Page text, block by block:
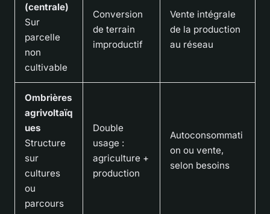
(centrale)
Sur
parcelle
non
cultivable
Conversion
de terrain
improductif
Vente intégrale
de la production
au réseau
Ombrières
agrivoltaïq
ues
Structure
sur
cultures
ou
parcours
Double
usage :
agriculture +
production
Autoconsommati
on ou vente,
selon besoins